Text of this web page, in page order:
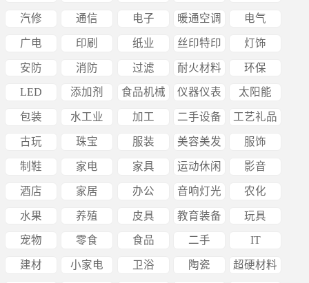
汽修 通信 电子 暖通空调 电气
广电 印刷 纸业 丝印特印 灯饰
安防 消防 过滤 耐火材料 环保
LED 添加剂 食品机械 仪器仪表 太阳能
包装 水工业 加工 二手设备 工艺礼品
古玩 珠宝 服装 美容美发 服饰
制鞋 家电 家具 运动休闲 影音
酒店 家居 办公 音响灯光 农化
水果 养殖 皮具 教育装备 玩具
宠物 零食 食品 二手 IT
建材 小家电 卫浴 陶瓷 超硬材料